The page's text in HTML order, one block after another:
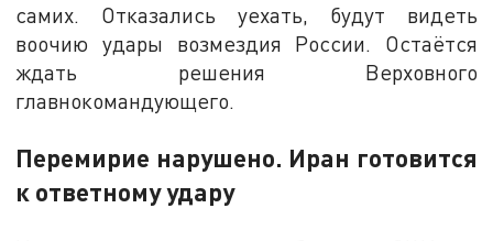
самих. Отказались уехать, будут видеть
воочию удары возмездия России. Остаётся
ждать решения Верховного
главнокомандующего.
Перемирие нарушено. Иран готовится
к ответному удару